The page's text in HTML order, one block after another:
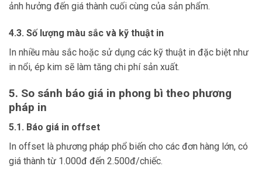
ảnh hưởng đến giá thành cuối cùng của sản phẩm.
4.3. Số lượng màu sắc và kỹ thuật in
In nhiều màu sắc hoặc sử dụng các kỹ thuật in đặc biệt như
in nổi, ép kim sẽ làm tăng chi phí sản xuất.
5. So sánh báo giá in phong bì theo phương
pháp in
5.1. Báo giá in offset
In offset là phương pháp phổ biến cho các đơn hàng lớn, có
giá thành từ 1.000đ đến 2.500đ/chiếc.